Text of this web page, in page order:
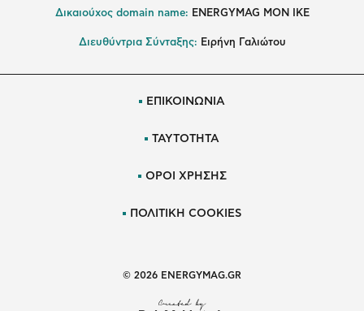
Δικαιούχος domain name: ENERGYMAG ΜΟΝ ΙΚΕ
Διευθύντρια Σύνταξης: Ειρήνη Γαλιώτου
ΕΠΙΚΟΙΝΩΝΙΑ
ΤΑΥΤΟΤΗΤΑ
ΟΡΟΙ ΧΡΗΣΗΣ
ΠΟΛΙΤΙΚΗ COOKIES
© 2026 ENERGYMAG.GR